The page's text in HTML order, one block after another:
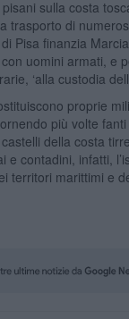
sulla costa
trasporto di
Pisa finanzia
uomini armati, e
‘alla custodia
proprie
più volte
della costa
e contadini, infatti,
territori marittimi e